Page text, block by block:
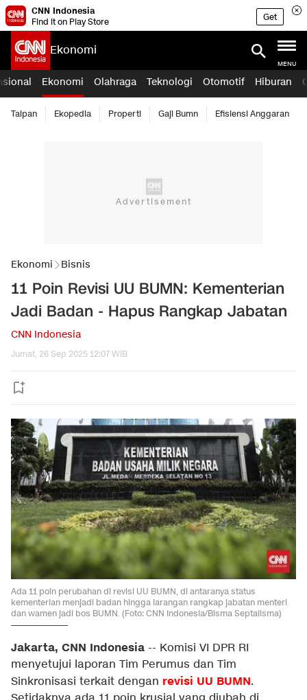
CNN Indonesia
Find it on Play Store
Get
Ekonomi
MENU
Ekonomi Olahraga Teknologi Otomotif Hiburan
Taipan Ekopedia Properti Gaji Bumn Efisiensi Anggaran
Ekonomi Bisnis
11 Poin Revisi UU BUMN: Kementerian
Jadi Badan - Hapus Rangkap Jabatan
CNN Indonesia
Jumat, 26 Sep 2025 12:07 WIB
Ada 11 poin perubahan di revisi UU BUMN, di antaranya status
kementerian menjadi badan hingga larangan rangkap jabatan menteri
dan wamen jadi bos BUMN. (Foto: CNN Indonesia/Bisma Septalisma)
Jakarta, CNN Indonesia -- Komisi VI DPR RI
menyetujui laporan Tim Perumus dan Tim
Sinkronisasi terkait dengan revisi UU BUMN.